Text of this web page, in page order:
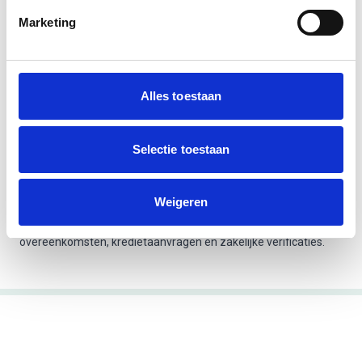
Marketing
Alles toestaan
Selectie toestaan
Weigeren
bij BV/NV
Eventuele wijzigingen
Historische
naamswijziging
Het KVK uittreksel wordt veel gebruikt voor identificatie,
overeenkomsten, kredietaanvragen en zakelijke verificaties.